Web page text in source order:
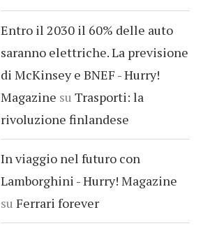
Entro il 2030 il 60% delle auto
saranno elettriche. La previsione
di McKinsey e BNEF - Hurry!
Magazine su Trasporti: la
rivoluzione finlandese
In viaggio nel futuro con
Lamborghini - Hurry! Magazine
su Ferrari forever